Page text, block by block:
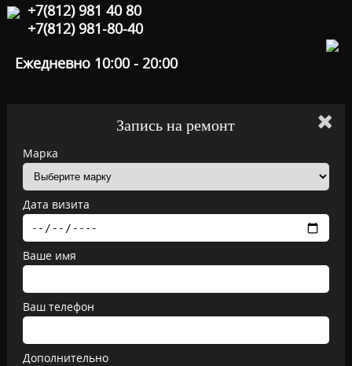
+7(812) 981 40 80
+7(812) 981-80-40
Ежедневно 10:00 - 20:00
Запись на ремонт
Марка
Дата визита
Ваше имя
Ваш телефон
Дополнительно